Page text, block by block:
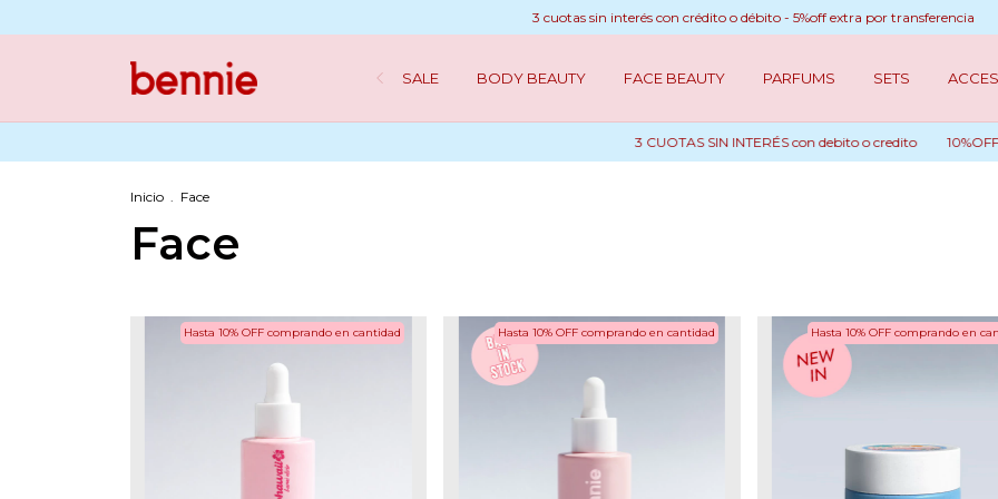
3 cuotas sin interés con crédito o débito - 5%off extra por transferencia
SALE BODY BEAUTY FACE BEAUTY PARFUMS SETS
3 CUOTAS SIN INTERÉS con debito o credito 10%OFF
Inicio . Face
Face
Hasta 10% OFF comprando en cantidad Hasta 10% OFF comprando en cantidad Hasta 10% OFF comprando en